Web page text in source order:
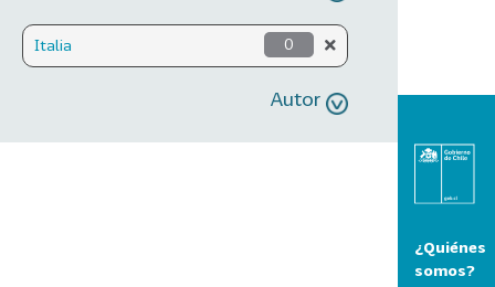
Italia 0
Autor
¿Quiénes
somos?